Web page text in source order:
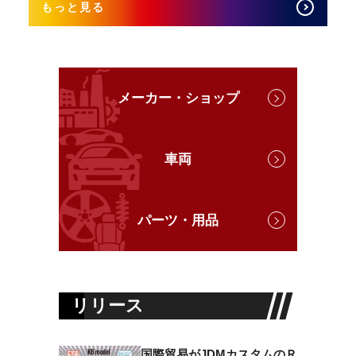
もっと見る
メーカー・ショップ
車両
パーツ・用品
リリース